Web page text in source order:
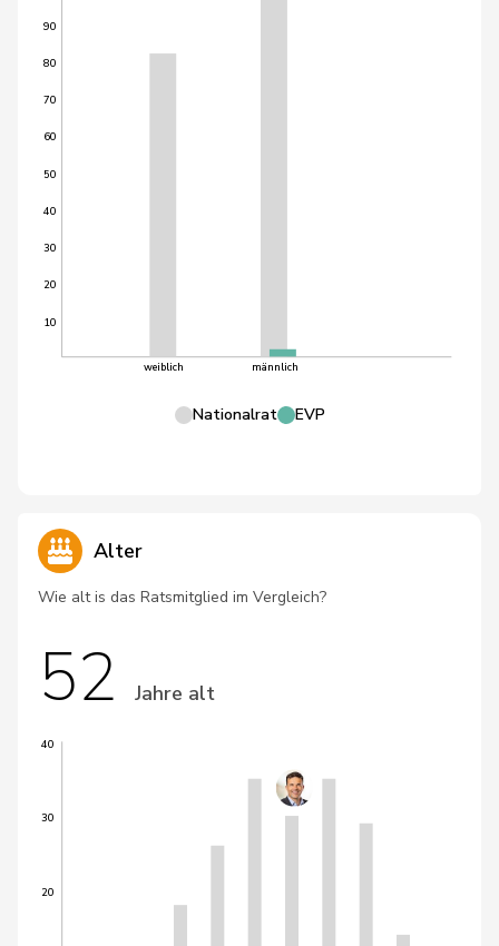
10
20
30
40
50
60
70
80
90
weiblich männlich
Nationalrat EVP
Alter
Wie alt is das Ratsmitglied im Vergleich?
52 Jahre alt
20
30
40